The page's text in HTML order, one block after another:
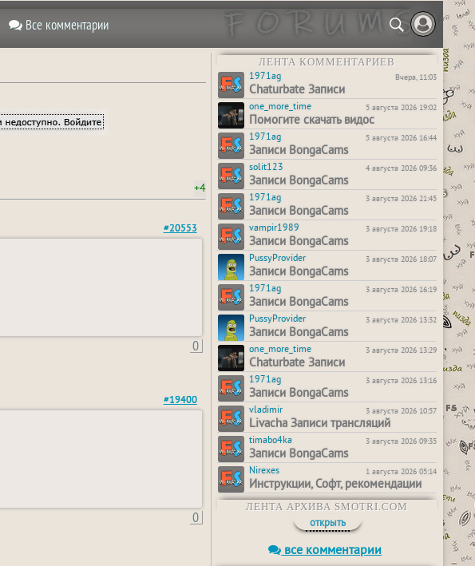
Все комментарии
+4
#20553
0
#19400
0
ЛЕНТА КОММЕНТАРИЕВ
1971ag
Вчера, 11:03
Chaturbate Записи
one_more_time 5 августа 2026 19:02
Помогите скачать видос
1971ag 5 августа 2026 16:44
Записи BongaCams
solit123 4 августа 2026 09:36
Записи BongaCams
1971ag 3 августа 2026 21:45
Записи BongaCams
vampir1989 3 августа 2026 19:18
Записи BongaCams
PussyProvider 3 августа 2026 18:07
Записи BongaCams
1971ag 3 августа 2026 16:19
Записи BongaCams
PussyProvider 3 августа 2026 13:32
Записи BongaCams
one_more_time 3 августа 2026 13:29
Chaturbate Записи
1971ag 3 августа 2026 13:16
Записи BongaCams
vladimir 3 августа 2026 10:57
Livacha Записи трансляций
timabo4ka 3 августа 2026 09:35
Записи BongaCams
Nirexes 1 августа 2026 05:14
Инструкции, Софт, рекомендации
ЛЕНТА АРХИВА SMOTRI.COM
открыть
все комментарии